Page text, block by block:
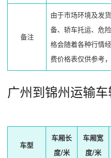
备注
由于市场环境及发
备、轿车托运、危
格会随着各种行情
费价格表仅供参考
广州到锦州运输
车型
车厢长
度/米
车厢宽
度/米